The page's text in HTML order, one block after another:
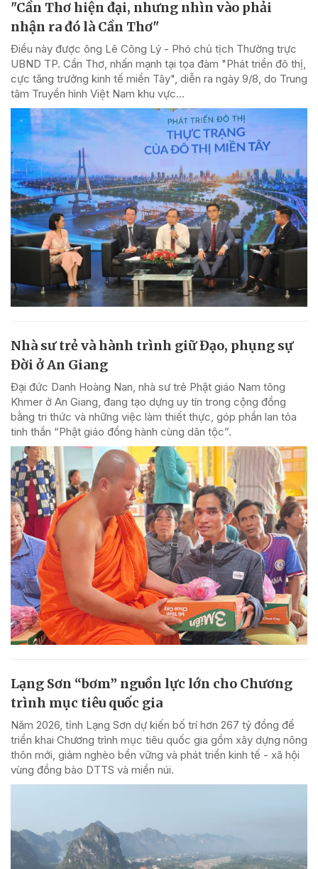
"Cần Thơ hiện đại, nhưng nhìn vào phải
nhận ra đó là Cần Thơ"
Điều này được ông Lê Công Lý - Phó chủ tịch Thường trực
UBND TP. Cần Thơ, nhấn mạnh tại tọa đàm "Phát triển đô thị,
cực tăng trưởng kinh tế miền Tây", diễn ra ngày 9/8, do Trung
tâm Truyền hình Việt Nam khu vực...
Nhà sư trẻ và hành trình giữ Đạo, phụng sự
Đời ở An Giang
Đại đức Danh Hoàng Nan, nhà sư trẻ Phật giáo Nam tông
Khmer ở An Giang, đang tạo dựng uy tín trong cộng đồng
bằng tri thức và những việc làm thiết thực, góp phần lan tỏa
tinh thần “Phật giáo đồng hành cùng dân tộc”.
Lạng Sơn “bơm” nguồn lực lớn cho Chương
trình mục tiêu quốc gia
Năm 2026, tỉnh Lạng Sơn dự kiến bố trí hơn 267 tỷ đồng để
triển khai Chương trình mục tiêu quốc gia gồm xây dựng nông
thôn mới, giảm nghèo bền vững và phát triển kinh tế - xã hội
vùng đồng bào DTTS và miền núi.